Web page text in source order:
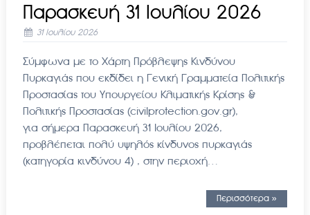
Παρασκευή 31 Ιουλίου 2026
31 Ιουλίου 2026
Σύμφωνα με το Χάρτη Πρόβλεψης Κινδύνου
Πυρκαγιάς που εκδίδει η Γενική Γραμματεία Πολιτικής
Προστασίας του Υπουργείου Κλιματικής Κρίσης &
Πολιτικής Προστασίας (civilprotection.gov.gr),
για σήμερα Παρασκευή 31 Ιουλίου 2026,
προβλέπεται πολύ υψηλός κίνδυνος πυρκαγιάς
(κατηγορία κινδύνου 4) , στην περιοχή…
Περισσότερα »